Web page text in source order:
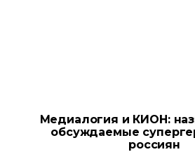
Медиалогия и КИОН:
обсуждаемые
россиян